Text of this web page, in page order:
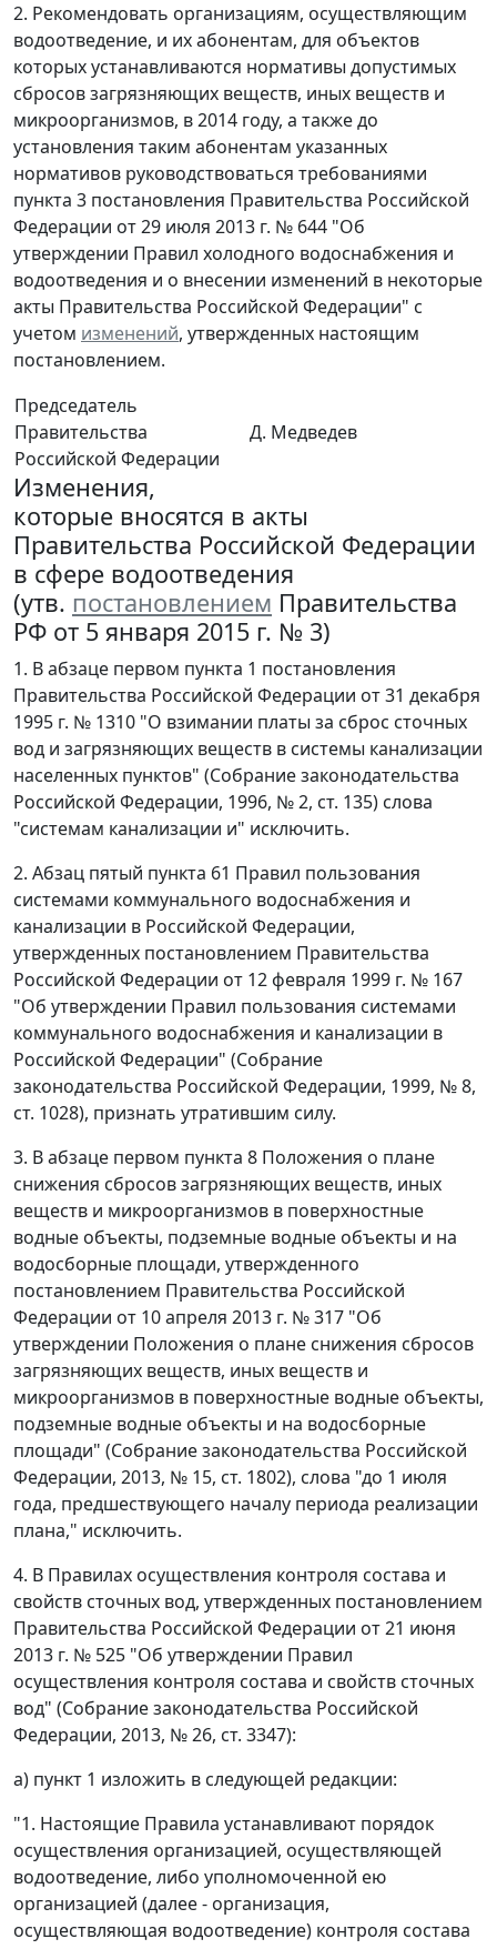
2. Рекомендовать организациям, осуществляющим
водоотведение, и их абонентам, для объектов
которых устанавливаются нормативы допустимых
сбросов загрязняющих веществ, иных веществ и
микроорганизмов, в 2014 году, а также до
установления таким абонентам указанных
нормативов руководствоваться требованиями
пункта 3 постановления Правительства Российской
Федерации от 29 июля 2013 г. № 644 "Об
утверждении Правил холодного водоснабжения и
водоотведения и о внесении изменений в некоторые
акты Правительства Российской Федерации" с
учетом изменений, утвержденных настоящим
постановлением.
Председатель
Правительства
Российской Федерации
Д. Медведев
Изменения,
которые вносятся в акты
Правительства Российской Федерации
в сфере водоотведения
(утв. постановлением Правительства
РФ от 5 января 2015 г. № 3)
1. В абзаце первом пункта 1 постановления
Правительства Российской Федерации от 31 декабря
1995 г. № 1310 "О взимании платы за сброс сточных
вод и загрязняющих веществ в системы канализации
населенных пунктов" (Собрание законодательства
Российской Федерации, 1996, № 2, ст. 135) слова
"системам канализации и" исключить.
2. Абзац пятый пункта 61 Правил пользования
системами коммунального водоснабжения и
канализации в Российской Федерации,
утвержденных постановлением Правительства
Российской Федерации от 12 февраля 1999 г. № 167
"Об утверждении Правил пользования системами
коммунального водоснабжения и канализации в
Российской Федерации" (Собрание
законодательства Российской Федерации, 1999, № 8,
ст. 1028), признать утратившим силу.
3. В абзаце первом пункта 8 Положения о плане
снижения сбросов загрязняющих веществ, иных
веществ и микроорганизмов в поверхностные
водные объекты, подземные водные объекты и на
водосборные площади, утвержденного
постановлением Правительства Российской
Федерации от 10 апреля 2013 г. № 317 "Об
утверждении Положения о плане снижения сбросов
загрязняющих веществ, иных веществ и
микроорганизмов в поверхностные водные объекты,
подземные водные объекты и на водосборные
площади" (Собрание законодательства Российской
Федерации, 2013, № 15, ст. 1802), слова "до 1 июля
года, предшествующего началу периода реализации
плана," исключить.
4. В Правилах осуществления контроля состава и
свойств сточных вод, утвержденных постановлением
Правительства Российской Федерации от 21 июня
2013 г. № 525 "Об утверждении Правил
осуществления контроля состава и свойств сточных
вод" (Собрание законодательства Российской
Федерации, 2013, № 26, ст. 3347):
а) пункт 1 изложить в следующей редакции:
"1. Настоящие Правила устанавливают порядок
осуществления организацией, осуществляющей
водоотведение, либо уполномоченной ею
организацией (далее - организация,
осуществляющая водоотведение) контроля состава